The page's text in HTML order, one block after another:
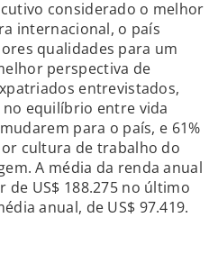
considerado o melhor
internacional, o país
qualidades para um
perspectiva de
entrevistados,
equilíbrio entre vida
para o país, e 61%
cultura de trabalho do
A média da renda anual
de US$ 188.275 no último
anual, de US$ 97.419.